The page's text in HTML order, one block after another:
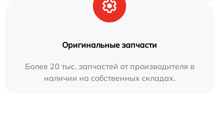
Оригинальные запчасти
Более 20 тыс. запчастей от производителя в
наличии на собственных складах.